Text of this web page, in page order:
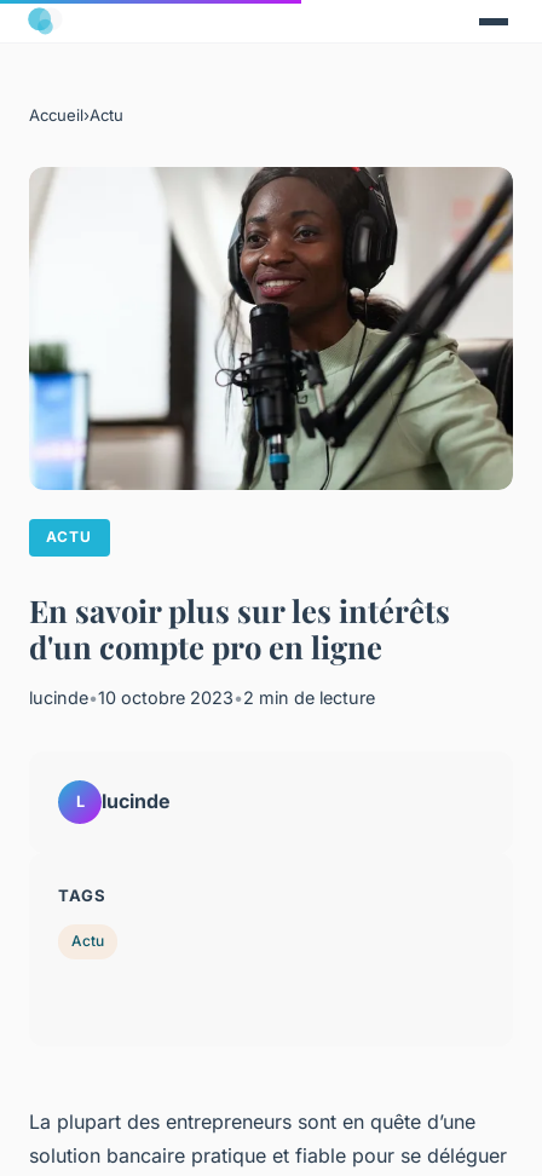
Accueil›Actu
ACTU
En savoir plus sur les intérêts
d'un compte pro en ligne
lucinde•10 octobre 2023•2 min de lecture
La plupart des entrepreneurs sont en quête d’une
solution bancaire pratique et fiable pour se déléguer
L lucinde
TAGS
Actu